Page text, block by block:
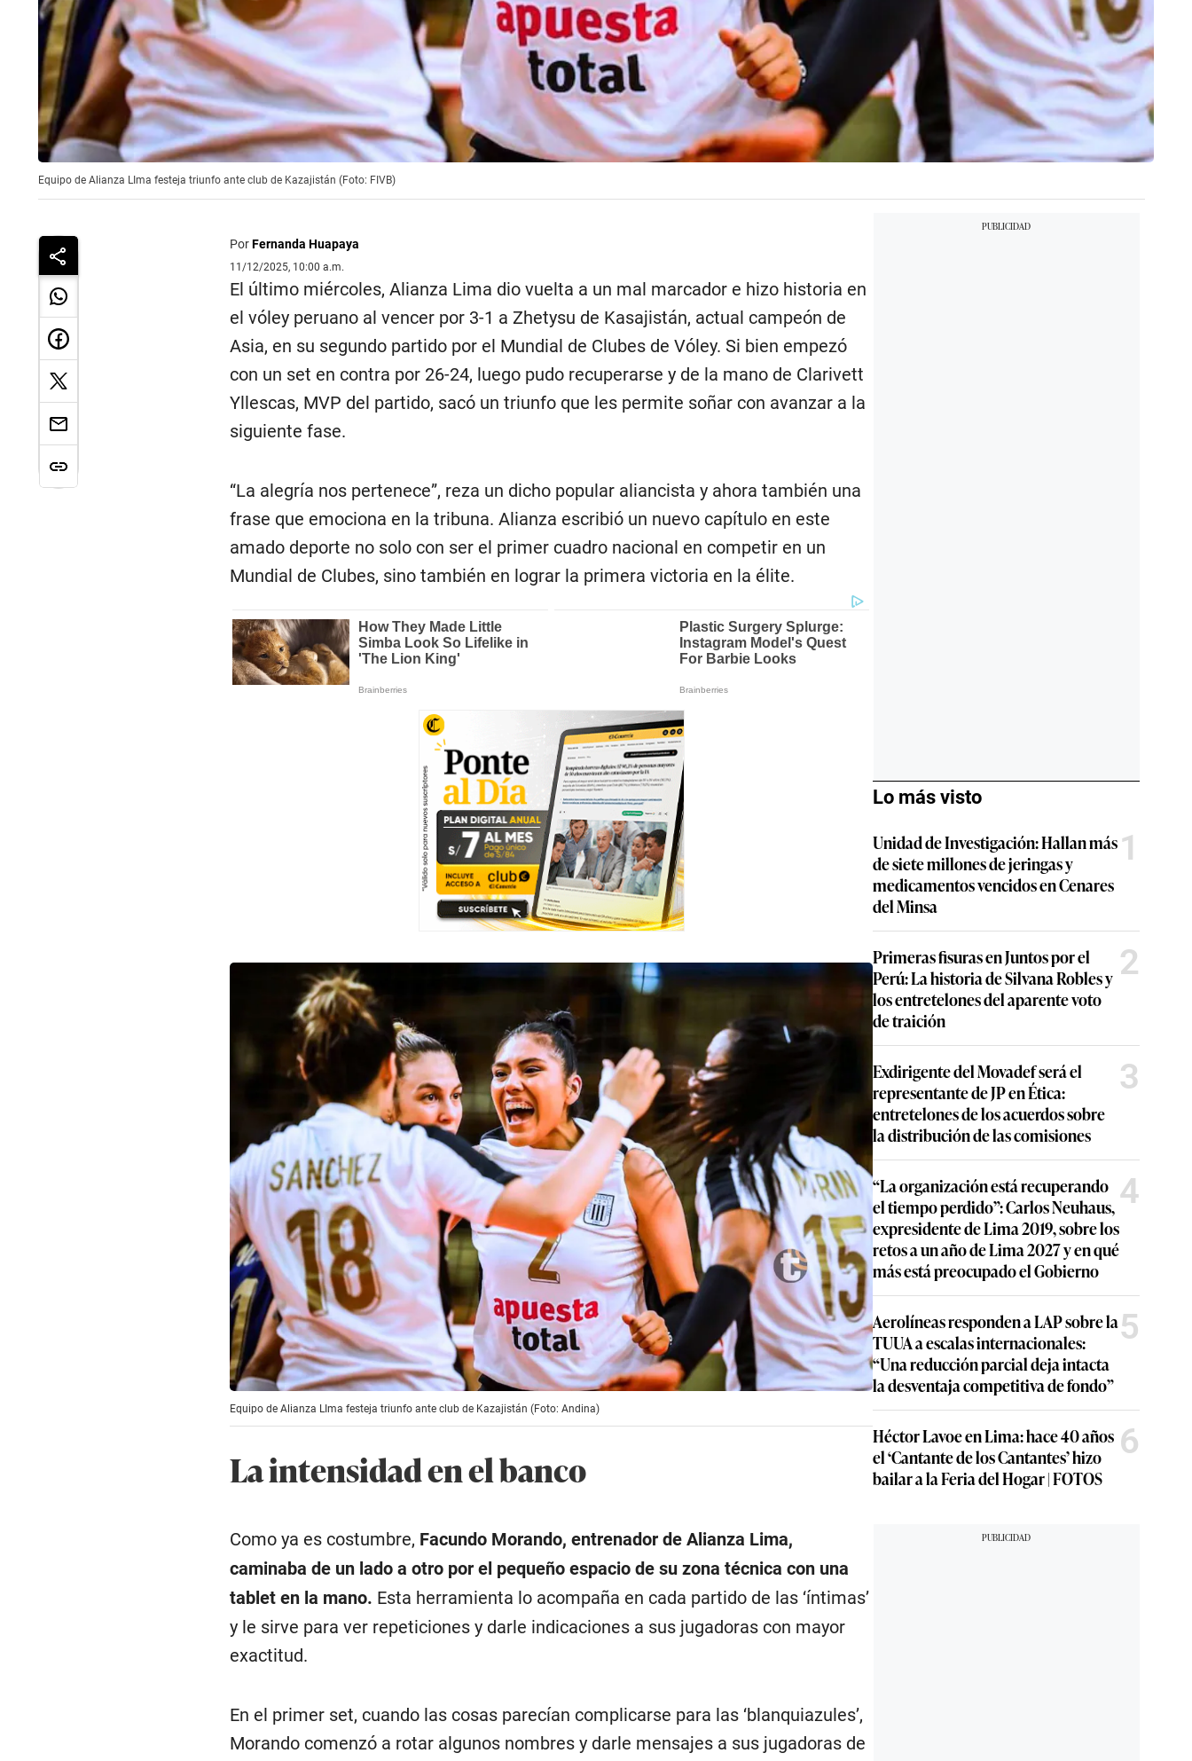
Equipo de Alianza LIma festeja triunfo ante club de Kazajistán (Foto: FIVB)
PorFernanda Huapaya
11/12/2025, 10:00 a.m.
El último miércoles, Alianza Lima dio vuelta a un mal marcador e hizo historia en
el vóley peruano al vencer por 3-1 a Zhetysu de Kasajistán, actual campeón de
Asia, en su segundo partido por el Mundial de Clubes de Vóley. Si bien empezó
con un set en contra por 26-24, luego pudo recuperarse y de la mano de Clarivett
Yllescas, MVP del partido, sacó un triunfo que les permite soñar con avanzar a la
siguiente fase.
“La alegría nos pertenece”, reza un dicho popular aliancista y ahora también una
frase que emociona en la tribuna. Alianza escribió un nuevo capítulo en este
amado deporte no solo con ser el primer cuadro nacional en competir en un
Mundial de Clubes, sino también en lograr la primera victoria en la élite.
Equipo de Alianza LIma festeja triunfo ante club de Kazajistán (Foto: Andina)
La intensidad en el banco
Como ya es costumbre, Facundo Morando, entrenador de Alianza Lima,
caminaba de un lado a otro por el pequeño espacio de su zona técnica con una
tablet en la mano. Esta herramienta lo acompaña en cada partido de las ‘íntimas’
y le sirve para ver repeticiones y darle indicaciones a sus jugadoras con mayor
exactitud.
En el primer set, cuando las cosas parecían complicarse para las ‘blanquiazules’,
Morando comenzó a rotar algunos nombres y darle mensajes a sus jugadoras de
Lo más visto
Unidad de Investigación: Hallan más
de siete millones de jeringas y
medicamentos vencidos en Cenares
del Minsa
1
Primeras fisuras en Juntos por el
Perú: La historia de Silvana Robles y
los entretelones del aparente voto
de traición
2
Exdirigente del Movadef será el
representante de JP en Ética:
entretelones de los acuerdos sobre
la distribución de las comisiones
3
“La organización está recuperando
el tiempo perdido”: Carlos Neuhaus,
expresidente de Lima 2019, sobre los
retos a un año de Lima 2027 y en qué
más está preocupado el Gobierno
4
Aerolíneas responden a LAP sobre la
TUUA a escalas internacionales:
“Una reducción parcial deja intacta
la desventaja competitiva de fondo”
5
Héctor Lavoe en Lima: hace 40 años
el ‘Cantante de los Cantantes’ hizo
bailar a la Feria del Hogar | FOTOS
6